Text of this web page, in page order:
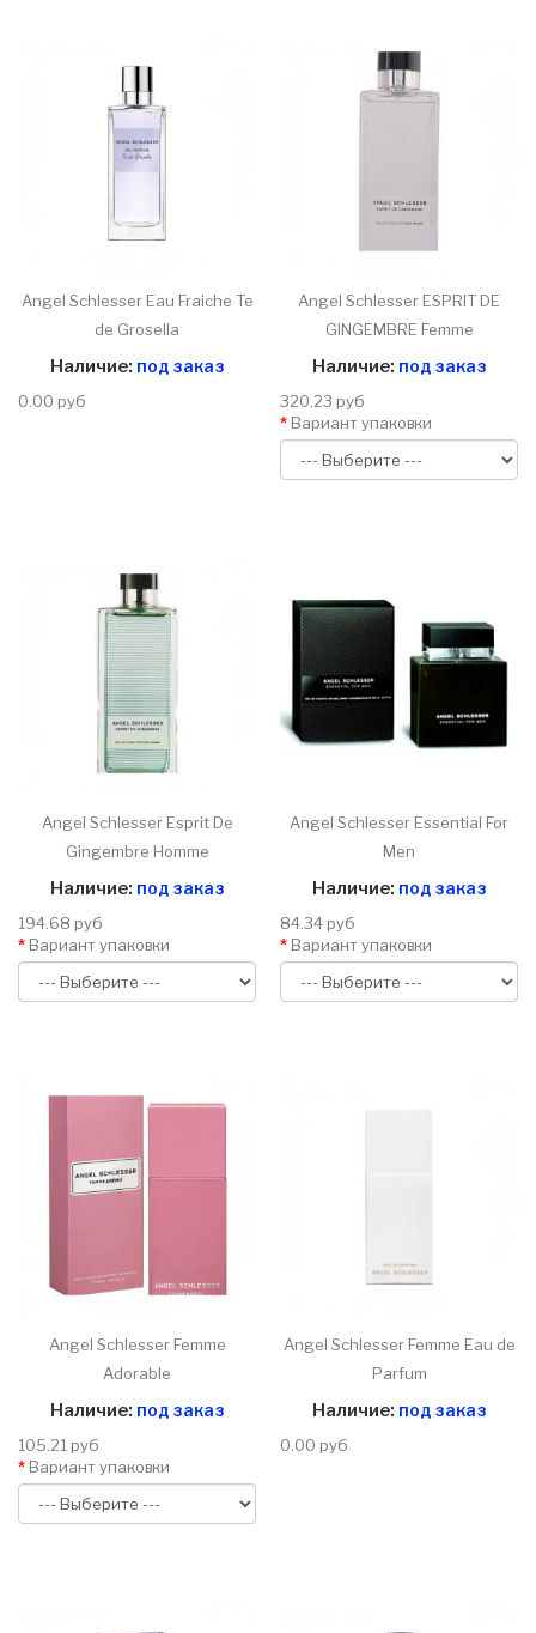
Angel Schlesser Eau Fraiche Te
de Grosella
Наличие: под заказ
0.00 руб
Angel Schlesser ESPRIT DE
GINGEMBRE Femme
Наличие: под заказ
320.23 руб
Вариант упаковки
Angel Schlesser Esprit De
Gingembre Homme
Наличие: под заказ
194.68 руб
Вариант упаковки
Angel Schlesser Essential For
Men
Наличие: под заказ
84.34 руб
Вариант упаковки
Angel Schlesser Femme
Adorable
Наличие: под заказ
105.21 руб
Вариант упаковки
Angel Schlesser Femme Eau de
Parfum
Наличие: под заказ
0.00 руб